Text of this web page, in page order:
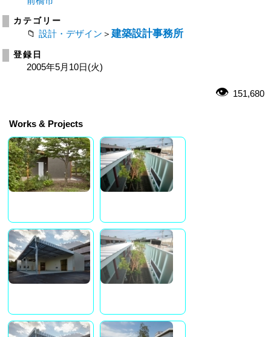
カテゴリー
設計・デザイン ＞ 建築設計事務所
登録日
2005年5月10日(火)
151,680
Works & Projects